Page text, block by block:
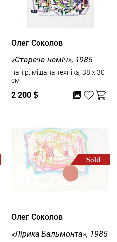
Олег Соколов
«Стареча неміч», 1985
папір, мішана техніка, 38 x 30
см
2 200 $
Олег Соколов
«Лірика Бальмонта», 1985